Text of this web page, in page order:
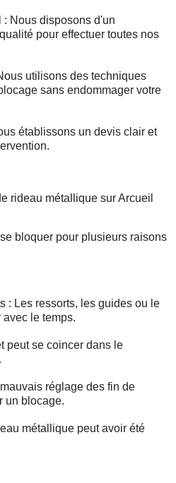
: Nous disposons d'un
pour effectuer toutes nos
utilisons des techniques
sans endommager votre
établissons un devis clair et
rideau métallique sur Arcueil
bloquer pour plusieurs raisons
: Les ressorts, les guides ou le
avec le temps.
peut se coincer dans le
réglage des fin de
un blocage.
métallique peut avoir été